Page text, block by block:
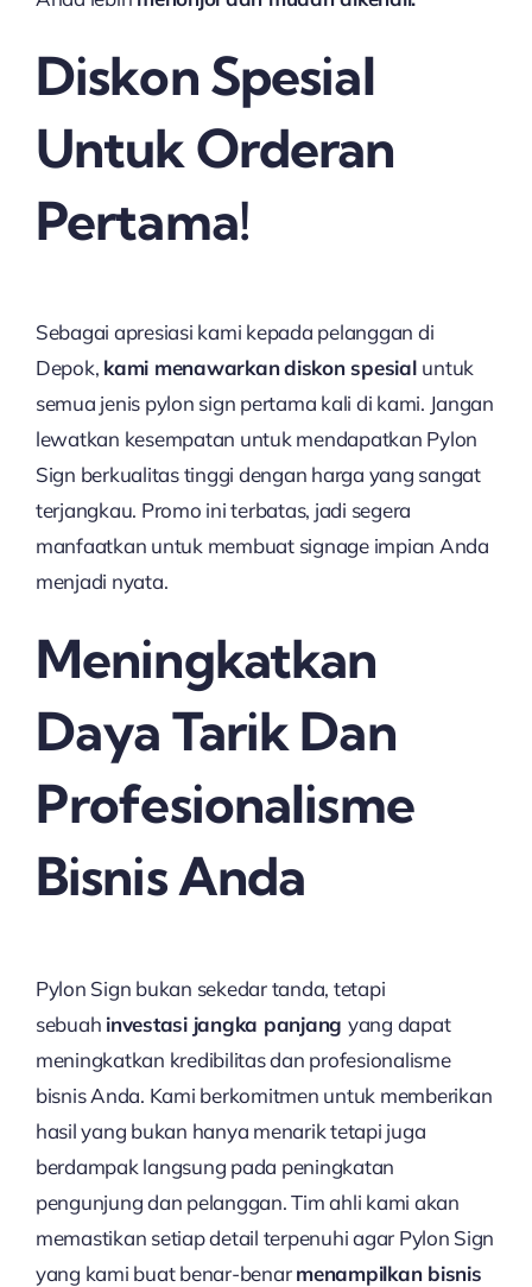
Diskon Spesial
Untuk Orderan
Pertama!
Sebagai apresiasi kami kepada pelanggan di
Depok, kami menawarkandiskon spesial untuk
semua jenis pylon sign pertama kali di kami. Jangan
lewatkan kesempatan untuk mendapatkan Pylon
Sign berkualitas tinggi dengan harga yang sangat
terjangkau. Promo ini terbatas, jadi segera
manfaatkan untuk membuat signage impian Anda
menjadi nyata.
Meningkatkan
Daya Tarik Dan
Profesionalisme
Bisnis Anda
Pylon Sign bukan sekedar tanda, tetapi
sebuah investasi jangka panjang yang dapat
meningkatkan kredibilitas dan profesionalisme
bisnis Anda. Kami berkomitmen untuk memberikan
hasil yang bukan hanya menarik tetapi juga
berdampak langsung pada peningkatan
pengunjung dan pelanggan. Tim ahli kami akan
memastikan setiap detail terpenuhi agar Pylon Sign
yang kami buat benar-benarmenampilkan bisnis